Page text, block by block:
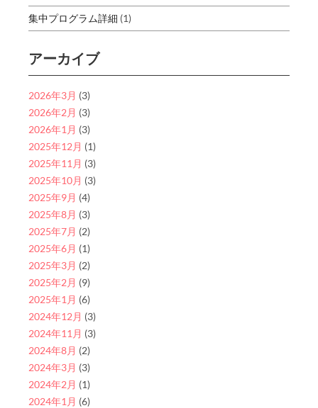
集中プログラム詳細 (1)
アーカイブ
2026年3月 (3)
2026年2月 (3)
2026年1月 (3)
2025年12月 (1)
2025年11月 (3)
2025年10月 (3)
2025年9月 (4)
2025年8月 (3)
2025年7月 (2)
2025年6月 (1)
2025年3月 (2)
2025年2月 (9)
2025年1月 (6)
2024年12月 (3)
2024年11月 (3)
2024年8月 (2)
2024年3月 (3)
2024年2月 (1)
2024年1月 (6)